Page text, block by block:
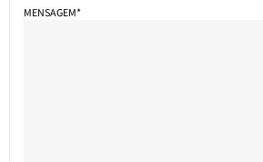
MENSAGEM*